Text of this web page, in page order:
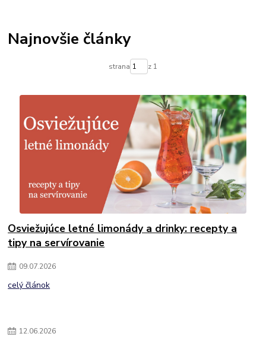
Najnovšie články
strana z 1
Osviežujúce letné limonády a drinky: recepty a
tipy na servírovanie
09.07.2026
celý článok
12.06.2026